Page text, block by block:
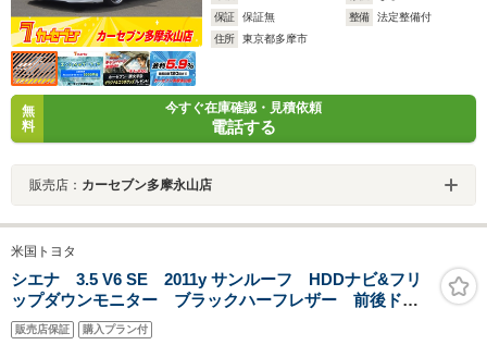
保証
保証無 整備
法定整備付
住所
東京都多摩市
無
料
今すぐ在庫確認・見積依頼
電話する
販売店： カーセブン多摩永山店
米国トヨタ
シエナ 3.5 V6 SE 2011y サンルーフ HDDナビ&フリ
ップダウンモニター ブラックハーフレザー 前後ドラ
レコ ETC 床下格納式サードシート バックカメラ
パワーバックドア 本国取説スペアキー有
販売店保証 購入プラン付